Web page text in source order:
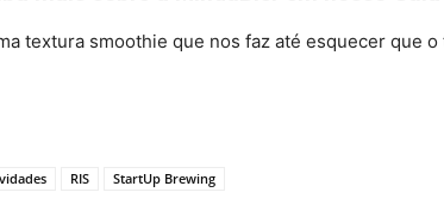
textura smoothie que nos faz até esquecer que
RIS StartUp Brewing